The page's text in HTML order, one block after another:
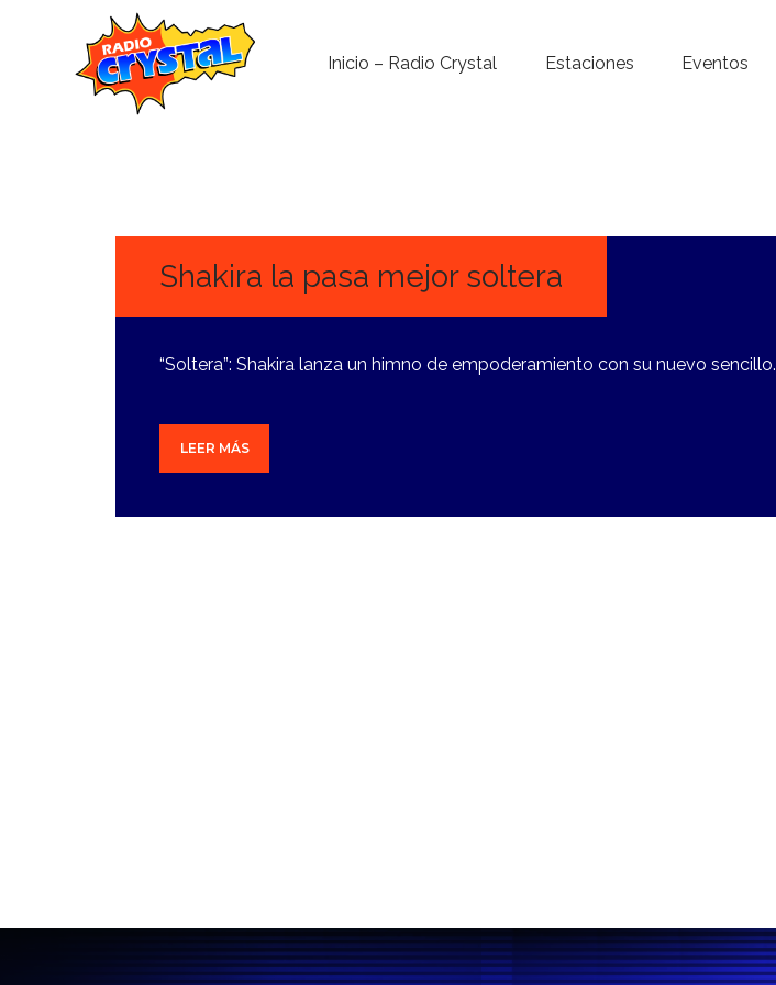
Inicio – Radio Crystal Estaciones Eventos
Noticias
Para ti
Shakira la pasa mejor soltera
“Soltera”: Shakira lanza un himno de empoderamiento con su nuevo sencillo.
LEER MÁS